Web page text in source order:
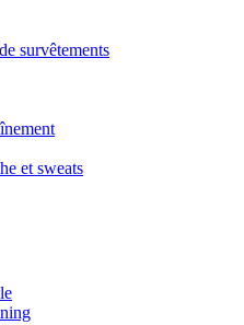
survêtements
et sweats